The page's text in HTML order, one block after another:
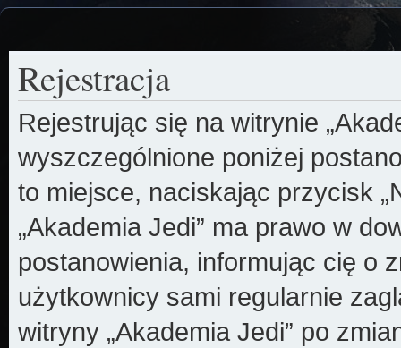
Rejestracja
Rejestrując się na witrynie
wyszczególnione poniżej
to miejsce, naciskając przycisk
„Akademia Jedi” ma prawo w
postanowienia, informując cię o
użytkownicy sami regularnie
witryny „Akademia Jedi” po